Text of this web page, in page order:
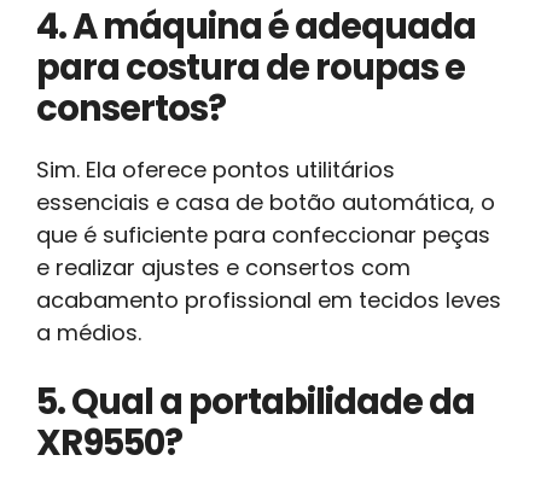
4. A máquina é adequada
para costura de roupas e
consertos?
Sim. Ela oferece pontos utilitários
essenciais e casa de botão automática, o
que é suficiente para confeccionar peças
e realizar ajustes e consertos com
acabamento profissional em tecidos leves
a médios.
5. Qual a portabilidade da
XR9550?